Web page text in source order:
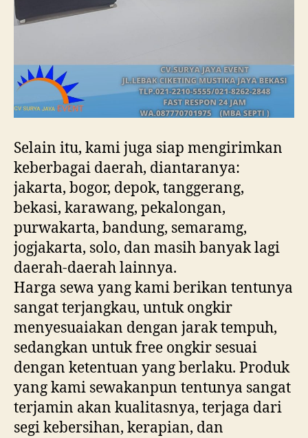
Selain itu, kami juga siap mengirimkan
keberbagai daerah, diantaranya:
jakarta, bogor, depok, tanggerang,
bekasi, karawang, pekalongan,
purwakarta, bandung, semaramg,
jogjakarta, solo, dan masih banyak lagi
daerah-daerah lainnya.
Harga sewa yang kami berikan tentunya
sangat terjangkau, untuk ongkir
menyesuaiakan dengan jarak tempuh,
sedangkan untuk free ongkir sesuai
dengan ketentuan yang berlaku. Produk
yang kami sewakanpun tentunya sangat
terjamin akan kualitasnya, terjaga dari
segi kebersihan, kerapian, dan